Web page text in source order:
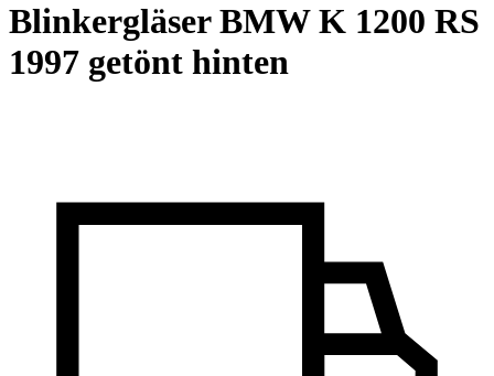
Blinkergläser BMW K 1200 RS
1997 getönt hinten